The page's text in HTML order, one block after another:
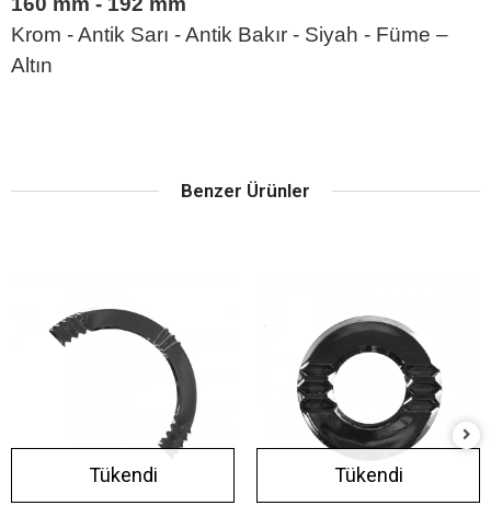
Krom - Antik Sarı - Antik Bakır - Siyah - Füme –
Altın
Benzer Ürünler
Tükendi Tükendi